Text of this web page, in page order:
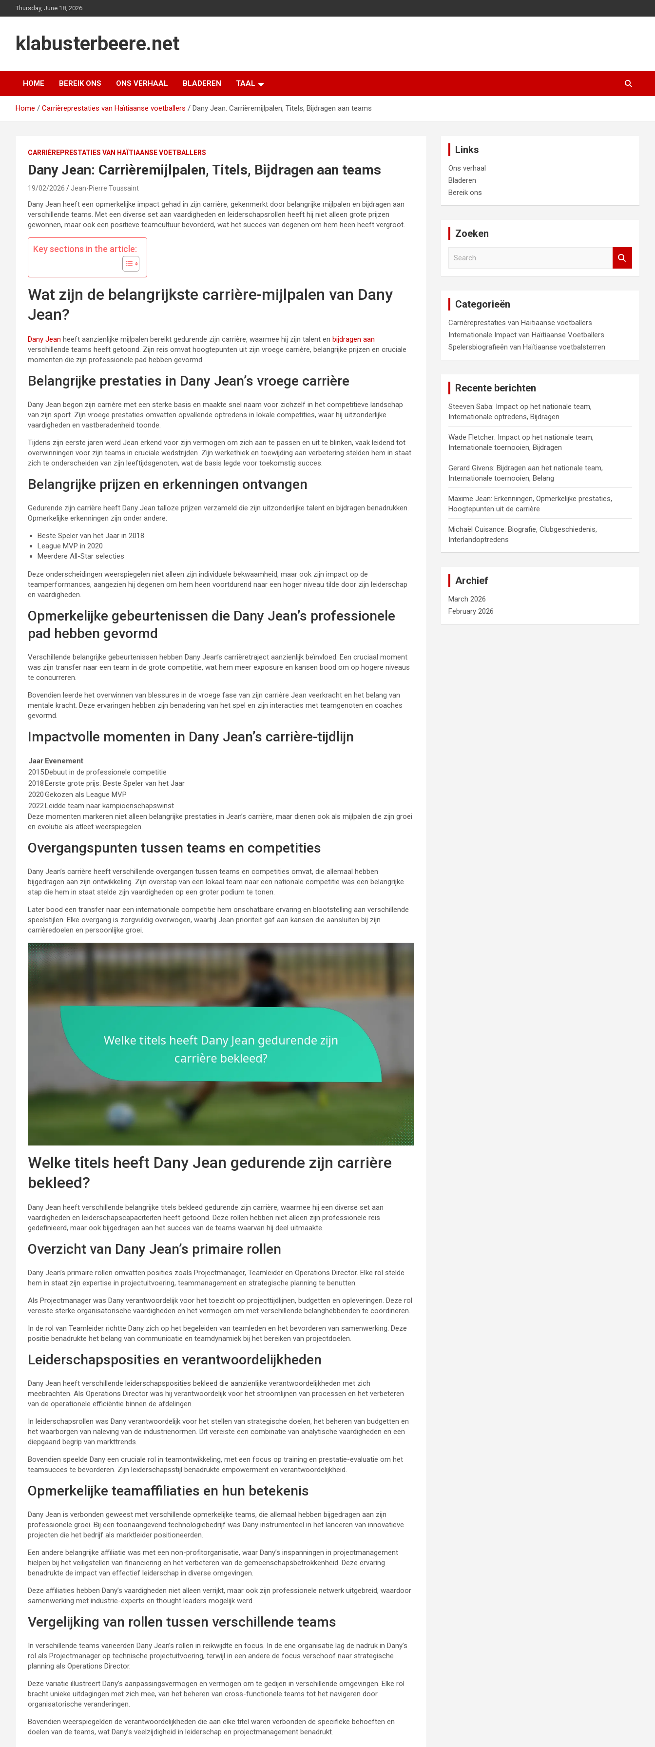
to
Thursday, June 18, 2026
klabusterbeere.net
HOME BEREIK ONS ONS VERHAAL BLADEREN TAAL
Home Carrièreprestaties van Haïtiaanse voetballers Dany Jean: Carrièremijlpalen, Titels, Bijdragen aan teams
CARRIÈREPRESTATIES VAN HAÏTIAANSE VOETBALLERS
Dany Jean: Carrièremijlpalen, Titels, Bijdragen aan teams
19/02/2026 Jean-Pierre Toussaint
Dany Jean heeft een opmerkelijke impact gehad in zijn carrière, gekenmerkt door belangrijke mijlpalen en bijdragen aan
verschillende teams. Met een diverse set aan vaardigheden en leiderschapsrollen heeft hij niet alleen grote prijzen
gewonnen, maar ook een positieve teamcultuur bevorderd, wat het succes van degenen om hem heen heeft vergroot.
Key sections in the article:
Wat zijn de belangrijkste carrière-mijlpalen van Dany
Jean?
Dany Jean heeft aanzienlijke mijlpalen bereikt gedurende zijn carrière, waarmee hij zijn talent en bijdragen aan
verschillende teams heeft getoond. Zijn reis omvat hoogtepunten uit zijn vroege carrière, belangrijke prijzen en cruciale
momenten die zijn professionele pad hebben gevormd.
Belangrijke prestaties in Dany Jean’s vroege carrière
Dany Jean begon zijn carrière met een sterke basis en maakte snel naam voor zichzelf in het competitieve landschap
van zijn sport. Zijn vroege prestaties omvatten opvallende optredens in lokale competities, waar hij uitzonderlijke
vaardigheden en vastberadenheid toonde.
Tijdens zijn eerste jaren werd Jean erkend voor zijn vermogen om zich aan te passen en uit te blinken, vaak leidend tot
overwinningen voor zijn teams in cruciale wedstrijden. Zijn werkethiek en toewijding aan verbetering stelden hem in staat
zich te onderscheiden van zijn leeftijdsgenoten, wat de basis legde voor toekomstig succes.
Belangrijke prijzen en erkenningen ontvangen
Gedurende zijn carrière heeft Dany Jean talloze prijzen verzameld die zijn uitzonderlijke talent en bijdragen benadrukken.
Opmerkelijke erkenningen zijn onder andere:
Beste Speler van het Jaar in 2018
League MVP in 2020
Meerdere All-Star selecties
Deze onderscheidingen weerspiegelen niet alleen zijn individuele bekwaamheid, maar ook zijn impact op de
teamperformances, aangezien hij degenen om hem heen voortdurend naar een hoger niveau tilde door zijn leiderschap
en vaardigheden.
Opmerkelijke gebeurtenissen die Dany Jean’s professionele
pad hebben gevormd
Verschillende belangrijke gebeurtenissen hebben Dany Jean’s carrièretraject aanzienlijk beïnvloed. Een cruciaal moment
was zijn transfer naar een team in de grote competitie, wat hem meer exposure en kansen bood om op hogere niveaus
te concurreren.
Bovendien leerde het overwinnen van blessures in de vroege fase van zijn carrière Jean veerkracht en het belang van
mentale kracht. Deze ervaringen hebben zijn benadering van het spel en zijn interacties met teamgenoten en coaches
gevormd.
Impactvolle momenten in Dany Jean’s carrière-tijdlijn
Jaar Evenement
2015Debuut in de professionele competitie
2018Eerste grote prijs: Beste Speler van het Jaar
2020Gekozen als League MVP
2022Leidde team naar kampioenschapswinst
Deze momenten markeren niet alleen belangrijke prestaties in Jean’s carrière, maar dienen ook als mijlpalen die zijn groei
en evolutie als atleet weerspiegelen.
Overgangspunten tussen teams en competities
Dany Jean’s carrière heeft verschillende overgangen tussen teams en competities omvat, die allemaal hebben
bijgedragen aan zijn ontwikkeling. Zijn overstap van een lokaal team naar een nationale competitie was een belangrijke
stap die hem in staat stelde zijn vaardigheden op een groter podium te tonen.
Later bood een transfer naar een internationale competitie hem onschatbare ervaring en blootstelling aan verschillende
speelstijlen. Elke overgang is zorgvuldig overwogen, waarbij Jean prioriteit gaf aan kansen die aansluiten bij zijn
carrièredoelen en persoonlijke groei.
Welke titels heeft Dany Jean gedurende zijn carrière
bekleed?
Dany Jean heeft verschillende belangrijke titels bekleed gedurende zijn carrière, waarmee hij een diverse set aan
vaardigheden en leiderschapscapaciteiten heeft getoond. Deze rollen hebben niet alleen zijn professionele reis
gedefinieerd, maar ook bijgedragen aan het succes van de teams waarvan hij deel uitmaakte.
Overzicht van Dany Jean’s primaire rollen
Dany Jean’s primaire rollen omvatten posities zoals Projectmanager, Teamleider en Operations Director. Elke rol stelde
hem in staat zijn expertise in projectuitvoering, teammanagement en strategische planning te benutten.
Als Projectmanager was Dany verantwoordelijk voor het toezicht op projecttijdlijnen, budgetten en opleveringen. Deze rol
vereiste sterke organisatorische vaardigheden en het vermogen om met verschillende belanghebbenden te coördineren.
In de rol van Teamleider richtte Dany zich op het begeleiden van teamleden en het bevorderen van samenwerking. Deze
positie benadrukte het belang van communicatie en teamdynamiek bij het bereiken van projectdoelen.
Leiderschapsposities en verantwoordelijkheden
Dany Jean heeft verschillende leiderschapsposities bekleed die aanzienlijke verantwoordelijkheden met zich
meebrachten. Als Operations Director was hij verantwoordelijk voor het stroomlijnen van processen en het verbeteren
van de operationele efficiëntie binnen de afdelingen.
In leiderschapsrollen was Dany verantwoordelijk voor het stellen van strategische doelen, het beheren van budgetten en
het waarborgen van naleving van de industrienormen. Dit vereiste een combinatie van analytische vaardigheden en een
diepgaand begrip van markttrends.
Bovendien speelde Dany een cruciale rol in teamontwikkeling, met een focus op training en prestatie-evaluatie om het
teamsucces te bevorderen. Zijn leiderschapsstijl benadrukte empowerment en verantwoordelijkheid.
Opmerkelijke teamaffiliaties en hun betekenis
Dany Jean is verbonden geweest met verschillende opmerkelijke teams, die allemaal hebben bijgedragen aan zijn
professionele groei. Bij een toonaangevend technologiebedrijf was Dany instrumenteel in het lanceren van innovatieve
projecten die het bedrijf als marktleider positioneerden.
Een andere belangrijke affiliatie was met een non-profitorganisatie, waar Dany’s inspanningen in projectmanagement
hielpen bij het veiligstellen van financiering en het verbeteren van de gemeenschapsbetrokkenheid. Deze ervaring
benadrukte de impact van effectief leiderschap in diverse omgevingen.
Deze affiliaties hebben Dany’s vaardigheden niet alleen verrijkt, maar ook zijn professionele netwerk uitgebreid, waardoor
samenwerking met industrie-experts en thought leaders mogelijk werd.
Vergelijking van rollen tussen verschillende teams
In verschillende teams varieerden Dany Jean’s rollen in reikwijdte en focus. In de ene organisatie lag de nadruk in Dany’s
rol als Projectmanager op technische projectuitvoering, terwijl in een andere de focus verschoof naar strategische
planning als Operations Director.
Deze variatie illustreert Dany’s aanpassingsvermogen en vermogen om te gedijen in verschillende omgevingen. Elke rol
bracht unieke uitdagingen met zich mee, van het beheren van cross-functionele teams tot het navigeren door
organisatorische veranderingen.
Bovendien weerspiegelden de verantwoordelijkheden die aan elke titel waren verbonden de specifieke behoeften en
doelen van de teams, wat Dany’s veelzijdigheid in leiderschap en projectmanagement benadrukt.
Links
Ons verhaal
Bladeren
Bereik ons
Zoeken
Categorieën
Carrièreprestaties van Haïtiaanse voetballers
Internationale Impact van Haïtiaanse Voetballers
Spelersbiografieën van Haïtiaanse voetbalsterren
Recente berichten
Steeven Saba: Impact op het nationale team,
Internationale optredens, Bijdragen
Wade Fletcher: Impact op het nationale team,
Internationale toernooien, Bijdragen
Gerard Givens: Bijdragen aan het nationale team,
Internationale toernooien, Belang
Maxime Jean: Erkenningen, Opmerkelijke prestaties,
Hoogtepunten uit de carrière
Michaël Cuisance: Biografie, Clubgeschiedenis,
Interlandoptredens
Archief
March 2026
February 2026